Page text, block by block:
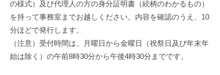
の様式）及び代理人の方の身分証明書（続柄のわかるもの）
を持って事務室までお越しください。内容を確認のうえ、10
分ほどで発行します。
（注意）受付時間は、月曜日から金曜日（祝祭日及び年末年
始は除く）の午前8時30分から午後4時30分までです。